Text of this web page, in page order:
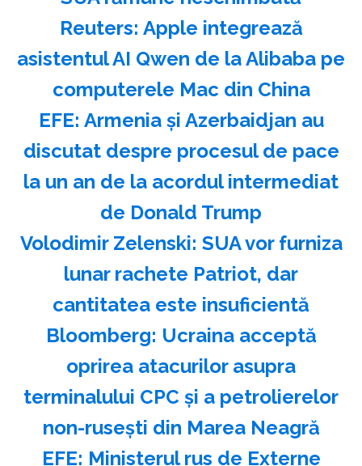
Reuters: Apple integrează
asistentul AI Qwen de la Alibaba pe
computerele Mac din China
EFE: Armenia şi Azerbaidjan au
discutat despre procesul de pace
la un an de la acordul intermediat
de Donald Trump
Volodimir Zelenski: SUA vor furniza
lunar rachete Patriot, dar
cantitatea este insuficientă
Bloomberg: Ucraina acceptă
oprirea atacurilor asupra
terminalului CPC şi a petrolierelor
non-ruseşti din Marea Neagră
EFE: Ministerul rus de Externe